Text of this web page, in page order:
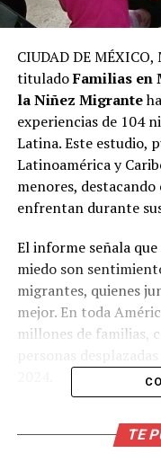
CIUDAD DE
tituladoFamilias en
la Niñez Migrante
experiencias de 104
Latina. Este estudio,
Latinoamérica y
menores,
enfrentan durante
El informe señala
miedo son
migrantes, quienes
mejor. En toda
millones de familias,
El papel TE